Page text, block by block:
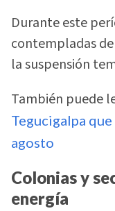
Durante este
contempladas
la suspensión
También puede
Tegucigalpa
agosto
Colonias y
energía